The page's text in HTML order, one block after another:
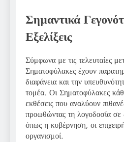
Σημαντικά
Εξελίξεις
Σύμφωνα με τις τελευταίες
Σηματοφύλακες έχουν
διαφάνεια και την
τομέα. Οι Σηματοφύλακες
εκθέσεις που αναλύουν
προωθώντας τη λογοδοσία σε
όπως η κυβέρνηση, οι
οργανισμοί.